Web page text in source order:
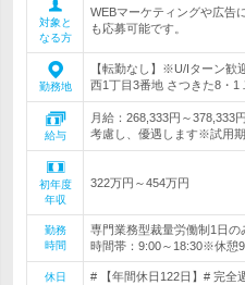
対象と
なる方
WEBマーケティングや広告
も応募可能です。
勤務地
【転勤なし】※U/Iターン歓
西1丁目3番地 さつきた8・1
給与
月給：268,333円～378,333
考慮し、優遇します※試用
初年度
年収
322万円～454万円
勤務
時間
専門業務型裁量労働制1日
時間帯：9:00～18:30※休憩
休日
# 【年間休日122日】# 完全